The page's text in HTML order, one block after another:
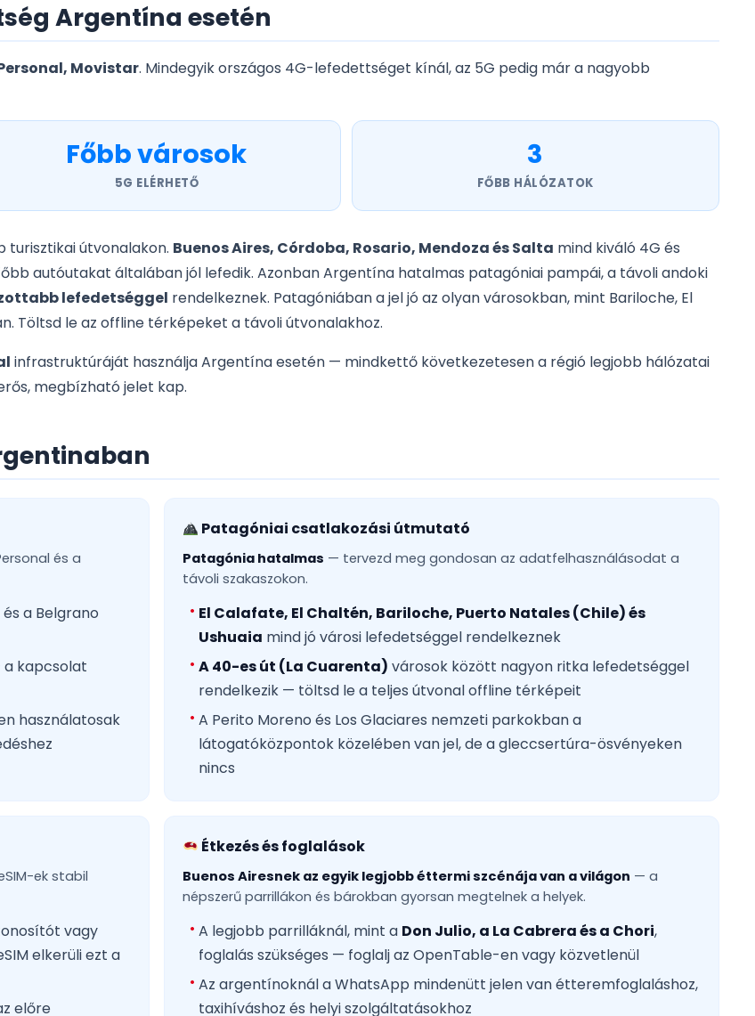
Argentína esetén
Movistar. Mindegyik országos 4G-lefedettséget kínál, az 5G pedig már a nagyobb
Főbb városok
5G ELÉRHETŐ
3
FŐBB HÁLÓZATOK
turisztikai útvonalakon. Buenos Aires, Córdoba, Rosario, Mendoza és Salta mind kiváló 4G és
autóutakat általában jól lefedik. Azonban Argentína hatalmas patagóniai pampái, a távoli andoki
lefedetséggel rendelkeznek. Patagóniában a jel jó az olyan városokban, mint Bariloche, El
Töltsd le az offline térképeket a távoli útvonalakhoz.
infrastruktúráját használja Argentína esetén — mindkettő következetesen a régió legjobb hálózatai
megbízható jelet kap.
és a
a Belgrano
kapcsolat
használatosak
Patagóniai csatlakozási útmutató
Patagónia hatalmas — tervezd meg gondosan az adatfelhasználásodat a
távoli szakaszokon.
El Calafate, El Chaltén, Bariloche, Puerto Natales (Chile) és
Ushuaia mind jó városi lefedetséggel rendelkeznek
A 40-es út (La Cuarenta) városok között nagyon ritka lefedetséggel
rendelkezik — töltsd le a teljes útvonal offline térképeit
A Perito Moreno és Los Glaciares nemzeti parkokban a
látogatóközpontok közelében van jel, de a gleccsertúra-ösvényeken
nincs
ek stabil
vagy
elkerüli ezt a
előre
Étkezés és foglalások
Buenos Airesnek az egyik legjobb éttermi szcénája van a világon — a
népszerű parrillákon és bárokban gyorsan megtelnek a helyek.
A legjobb parrilláknál, mint a Don Julio, a La Cabrera és a Chori,
foglalás szükséges — foglalj az OpenTable-en vagy közvetlenül
Az argentínoknál a WhatsApp mindenütt jelen van étteremfoglaláshoz,
taxihíváshoz és helyi szolgáltatásokhoz